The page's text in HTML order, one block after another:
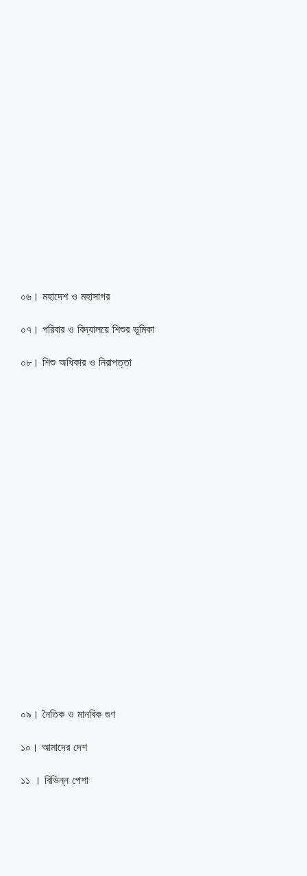
০৬। মহাদেশ ও মহাসাগর
০৭। পরিবার ও বিদ্যালয়ে শিশুর ভূমিকা
০৮। শিশু অধিকার ও নিরাপত্তা
০৯। নৈতিক ও মানবিক গুণ
১০। আমাদের দেশ
১১ । বিভিন্ন পেশা